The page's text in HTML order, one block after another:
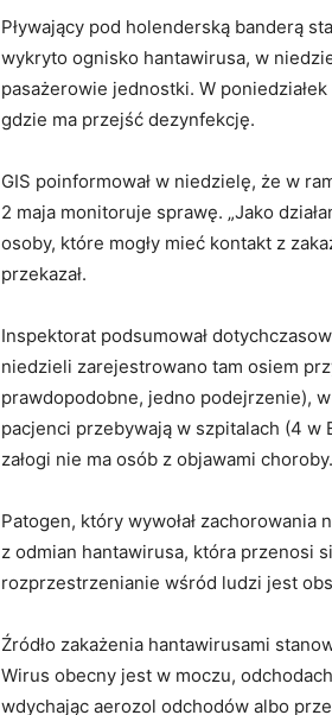
Pływający pod holenderską banderą
wykryto ognisko hantawirusa, w
pasażerowie jednostki. W
gdzie ma przejść dezynfekcję.
GIS poinformował w niedzielę, że w
2 maja monitoruje sprawę. „Jako
osoby, które mogły mieć kontakt z
przekazał.
Inspektorat podsumował
niedzieli zarejestrowano tam osiem
prawdopodobne, jedno podejrzenie),
pacjenci przebywają w szpitalach (4 w
załogi nie ma osób z objawami choroby.
Patogen, który wywołał
z odmian hantawirusa, która przenosi
rozprzestrzenianie wśród ludzi jest
Źródło zakażenia hantawirusami
Wirus obecny jest w moczu,
wdychając aerozol odchodów albo